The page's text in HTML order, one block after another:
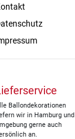
Ballondekorationen
wir in Hamburg und
gerne auch
an.